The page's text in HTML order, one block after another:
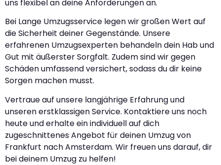
uns flexibel an deine Anforderungen an.
Bei Lange Umzugsservice legen wir großen Wert auf
die Sicherheit deiner Gegenstände. Unsere
erfahrenen Umzugsexperten behandeln dein Hab und
Gut mit äußerster Sorgfalt. Zudem sind wir gegen
Schäden umfassend versichert, sodass du dir keine
Sorgen machen musst.
Vertraue auf unsere langjährige Erfahrung und
unseren erstklassigen Service. Kontaktiere uns noch
heute und erhalte ein individuell auf dich
zugeschnittenes Angebot für deinen Umzug von
Frankfurt nach Amsterdam. Wir freuen uns darauf, dir
bei deinem Umzug zu helfen!